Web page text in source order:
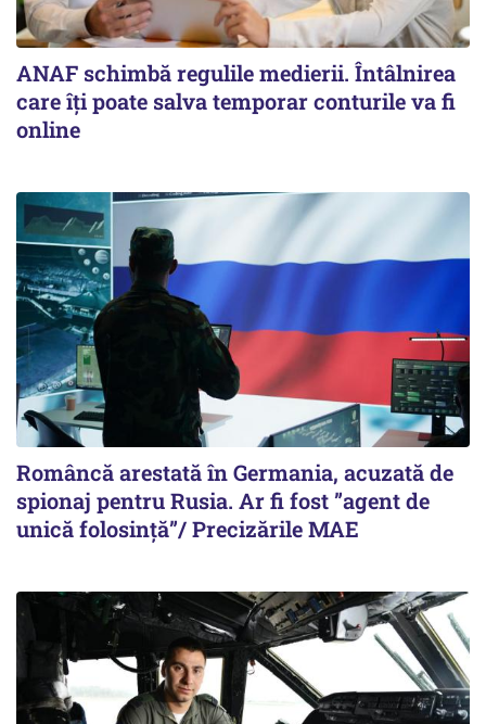
ANAF schimbă regulile medierii. Întâlnirea
care îți poate salva temporar conturile va fi
online
Româncă arestată în Germania, acuzată de
spionaj pentru Rusia. Ar fi fost ”agent de
unică folosință”/ Precizările MAE